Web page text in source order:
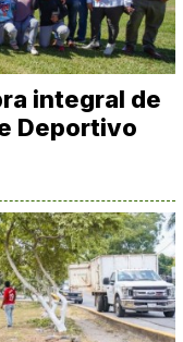
integral de
Deportivo